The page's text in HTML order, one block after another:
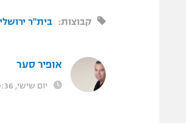
קבוצות: בית"ר
אופיר סער
יום שישי, 09:36, 04.07.25